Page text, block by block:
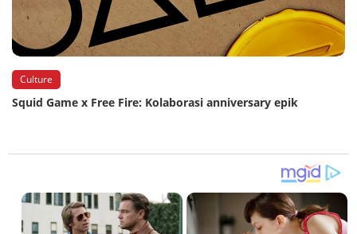
Culture
Squid Game x Free Fire: Kolaborasi anniversary epik